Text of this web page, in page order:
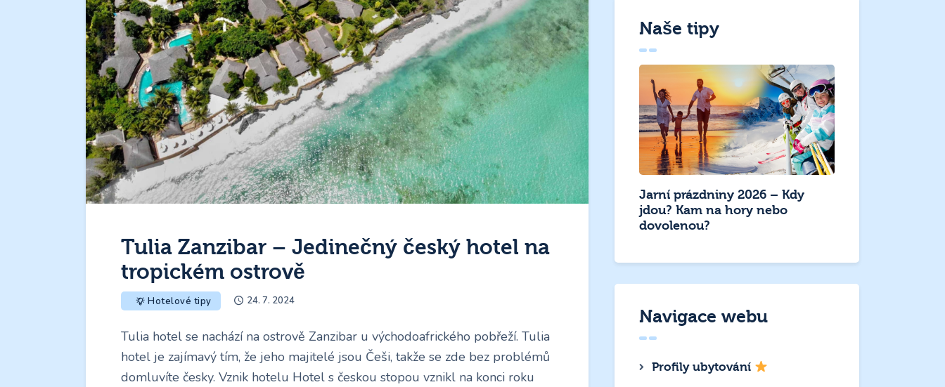
Tulia Zanzibar – Jedinečný český hotel na
tropickém ostrově
Hotelové tipy 24. 7. 2024
Tulia hotel se nachází na ostrově Zanzibar u východoafrického pobřeží. Tulia
hotel je zajímavý tím, že jeho majitelé jsou Češi, takže se zde bez problémů
domluvíte česky. Vznik hotelu Hotel s českou stopou vznikl na konci roku
Naše tipy
Jarní prázdniny 2026 – Kdy
jdou? Kam na hory nebo
dovolenou?
Navigace webu
Profily ubytování